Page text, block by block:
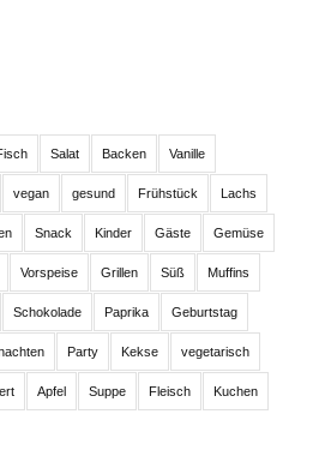
Salat Backen Vanille
vegan gesund Frühstück Lachs
Snack Kinder Gäste Gemüse
Vorspeise Grillen Süß Muffins
Schokolade Paprika Geburtstag
Party Kekse vegetarisch
Apfel Suppe Fleisch Kuchen